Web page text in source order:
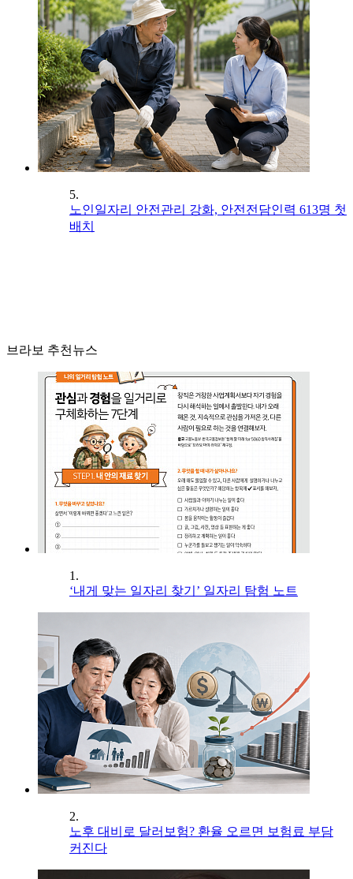
5.
노인일자리 안전관리 강화, 안전전담인력 613명 첫
배치
브라보 추천뉴스
1.
‘내게 맞는 일자리 찾기’ 일자리 탐험 노트
2.
노후 대비로 달러보험? 환율 오르면 보험료 부담
커진다